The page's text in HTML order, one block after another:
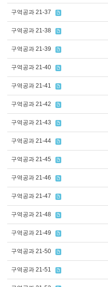
구역공과 21-37
구역공과 21-38
구역공과 21-39
구역공과 21-40
구역공과 21-41
구역공과 21-42
구역공과 21-43
구역공과 21-44
구역공과 21-45
구역공과 21-46
구역공과 21-47
구역공과 21-48
구역공과 21-49
구역공과 21-50
구역공과 21-51